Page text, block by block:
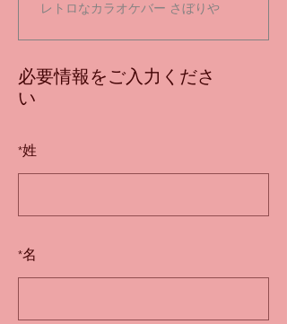
必要情報をご入力くださ
い
*姓
*名
レトロなカラオケバー さぼりや